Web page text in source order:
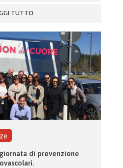
TUTTO
di prevenzione